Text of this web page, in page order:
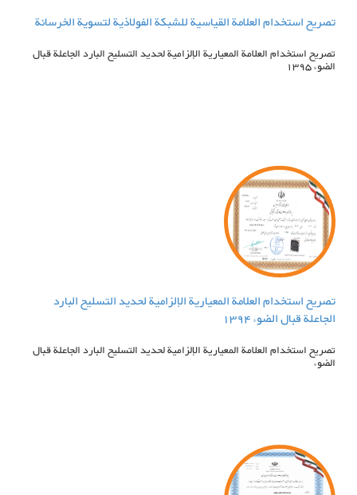
تصریح استخدام العلامة القياسية للشبكة الفولاذية لتسوية الخرسانة
تصريح استخدام العلامة المعيارية الإلزامية لحديد التسليح البارد الجاعلة قبال
الضوء 1395
تصريح استخدام العلامة المعيارية الإلزامية لحديد التسليح البارد
الجاعلة قبال الضوء 1394
تصريح استخدام العلامة المعيارية الإلزامية لحديد التسليح البارد الجاعلة قبال
الضوء